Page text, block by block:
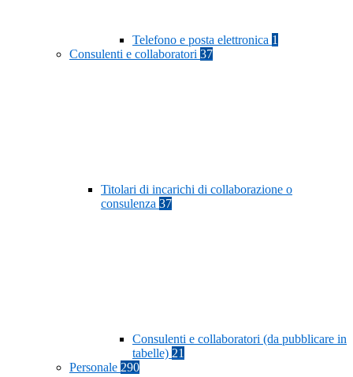
Telefono e posta elettronica 1
Consulenti e collaboratori 37
Titolari di incarichi di collaborazione o
consulenza 37
Consulenti e collaboratori (da pubblicare in
tabelle) 21
Personale 290